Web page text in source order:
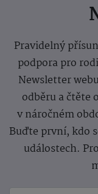
Pravidelný
podpora pro
Newsletter
odběru a čtěte
v náročném
Buďte první, kdo
událostech.